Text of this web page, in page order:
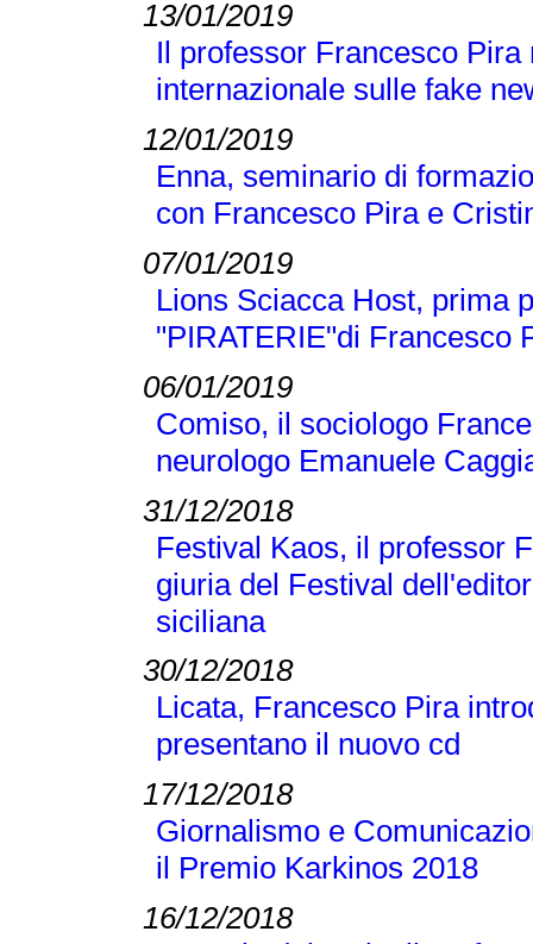
13/01/2019
Il professor Francesco
internazionale sulle fake
12/01/2019
Enna, seminario di
con Francesco Pira e
07/01/2019
Lions Sciacca Host, prima
"PIRATERIE"di Francesco
06/01/2019
Comiso, il sociologo
neurologo Emanuele
31/12/2018
Festival Kaos, il professor
giuria del Festival
siciliana
30/12/2018
Licata, Francesco Pira
presentano il nuovo cd
17/12/2018
Giornalismo e
il Premio Karkinos 2018
16/12/2018